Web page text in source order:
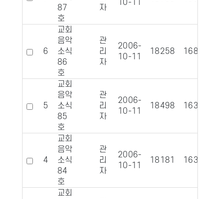
87
호
자
10-11
6
교회
음악
소식
86
호
관
리
자
2006-
10-11
18258 1686
5
교회
음악
소식
85
호
관
리
자
2006-
10-11
18498 1634
4
교회
음악
소식
84
호
관
리
자
2006-
10-11
18181 1637
교회